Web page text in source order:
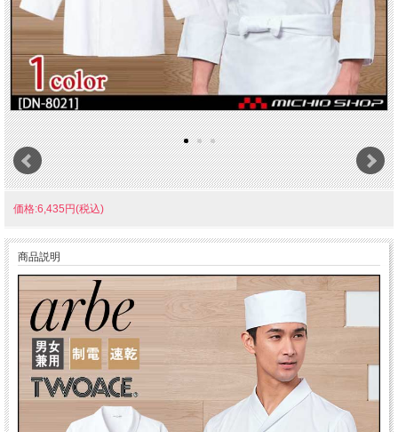
価格:6,435円(税込)
商品説明